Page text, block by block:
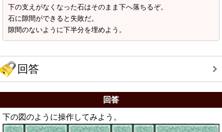
下の支えがなくなった石はそのまま下へ落ちるぞ。
石に隙間ができると失敗だ。
隙間のないように下半分を埋めよう。
回答
回答
下の図のように操作してみよう。